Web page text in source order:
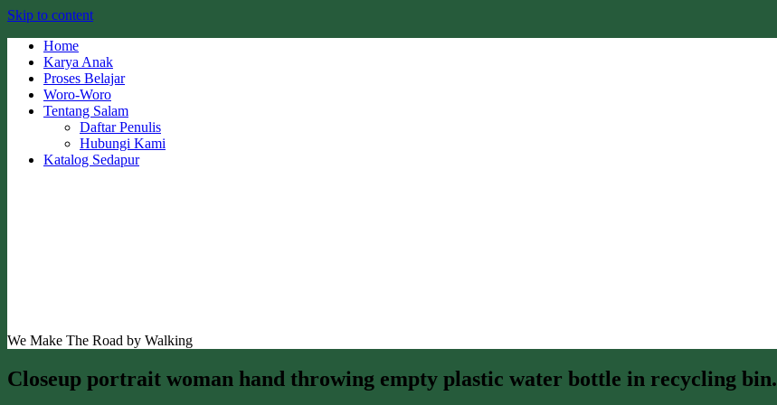
Skip to content
Home
Karya Anak
Proses Belajar
Woro-Woro
Tentang Salam
Daftar Penulis
Hubungi Kami
Katalog Sedapur
We Make The Road by Walking
Closeup portrait woman hand throwing empty plastic water bottle in recycling bin.